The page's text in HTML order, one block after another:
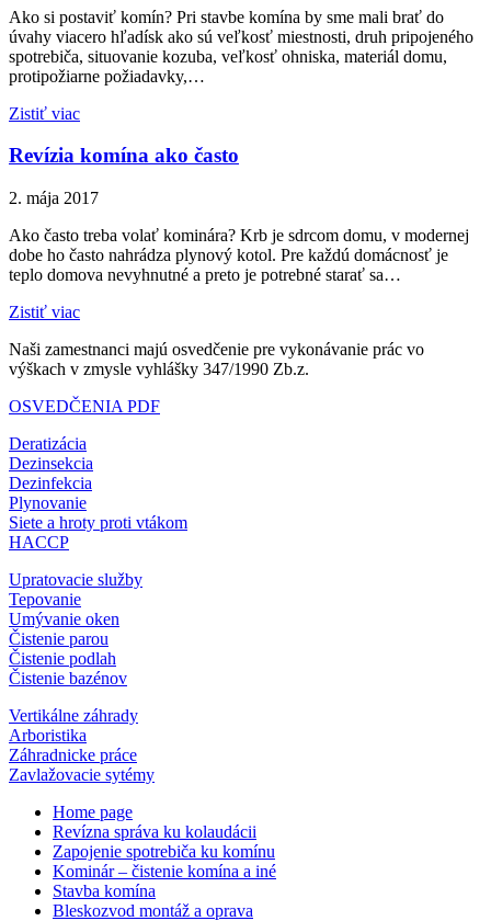
Ako si postaviť komín? Pri stavbe komína by sme mali brať do
úvahy viacero hľadísk ako sú veľkosť miestnosti, druh pripojeného
spotrebiča, situovanie kozuba, veľkosť ohniska, materiál domu,
protipožiarne požiadavky,…
Zistiť viac
Revízia komína ako často
2. mája 2017
Ako často treba volať kominára? Krb je sdrcom domu, v modernej
dobe ho často nahrádza plynový kotol. Pre každú domácnosť je
teplo domova nevyhnutné a preto je potrebné starať sa…
Zistiť viac
Naši zamestnanci majú osvedčenie pre vykonávanie prác vo
výškach v zmysle vyhlášky 347/1990 Zb.z.
OSVEDČENIA PDF
Deratizácia
Dezinsekcia
Dezinfekcia
Plynovanie
Siete a hroty proti vtákom
HACCP
Upratovacie služby
Tepovanie
Umývanie oken
Čistenie parou
Čistenie podlah
Čistenie bazénov
Vertikálne záhrady
Arboristika
Záhradnicke práce
Zavlažovacie sytémy
Home page
Revízna správa ku kolaudácii
Zapojenie spotrebiča ku komínu
Kominár – čistenie komína a iné
Stavba komína
Bleskozvod montáž a oprava